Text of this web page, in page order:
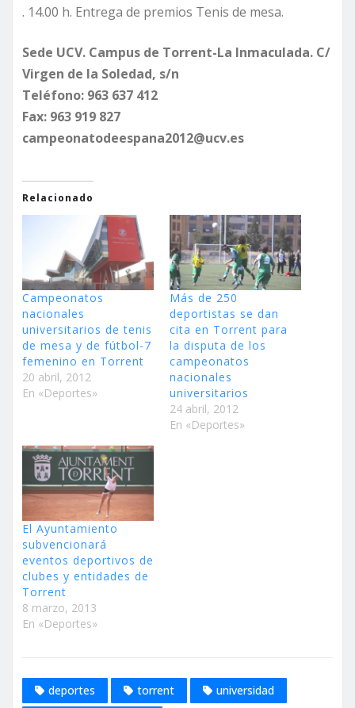
. 14.00 h. Entrega de premios Tenis de mesa.
Sede UCV. Campus de Torrent-La Inmaculada. C/
Virgen de la Soledad, s/n
Teléfono: 963 637 412
Fax: 963 919 827
campeonatodeespana2012@ucv.es
Relacionado
Campeonatos
nacionales
universitarios de tenis
de mesa y de fútbol-7
femenino en Torrent
20 abril, 2012
En «Deportes»
Más de 250
deportistas se dan
cita en Torrent para
la disputa de los
campeonatos
nacionales
universitarios
24 abril, 2012
En «Deportes»
El Ayuntamiento
subvencionará
eventos deportivos de
clubes y entidades de
Torrent
8 marzo, 2013
En «Deportes»
deportes torrent
universidad